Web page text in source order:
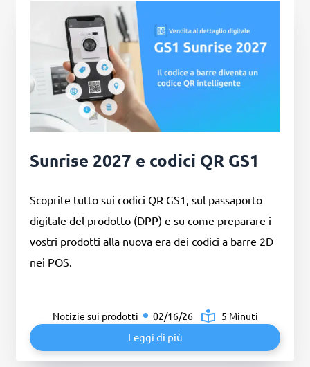
Sunrise 2027 e codici QR GS1
Scoprite tutto sui codici QR GS1, sul passaporto
digitale del prodotto (DPP) e su come preparare i
vostri prodotti alla nuova era dei codici a barre 2D
nei POS.
Notizie sui prodotti 02/16/26 5 Minuti
Leggi di più